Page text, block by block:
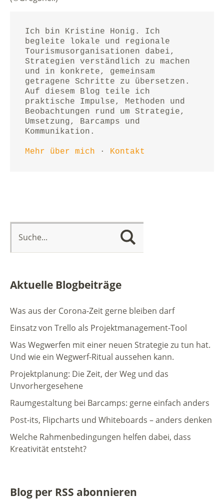
Ich bin Kristine Honig. Ich
begleite lokale und regionale
Tourismusorganisationen dabei,
Strategien verständlich zu machen
und in konkrete, gemeinsam
getragene Schritte zu übersetzen.
Auf diesem Blog teile ich
praktische Impulse, Methoden und
Beobachtungen rund um Strategie,
Umsetzung, Barcamps und
Kommunikation.
Mehr über mich · Kontakt
Aktuelle Blogbeiträge
Was aus der Corona-Zeit gerne bleiben darf
Einsatz von Trello als Projektmanagement-Tool
Was Wegwerfen mit einer neuen Strategie zu tun hat.
Und wie ein Wegwerf-Ritual aussehen kann.
Projektplanung: Die Zeit, der Weg und das
Unvorhergesehene
Raumgestaltung bei Barcamps: gerne einfach anders
Post-its, Flipcharts und Whiteboards – anders denken
Welche Rahmenbedingungen helfen dabei, dass
Kreativität entsteht?
Blog per RSS abonnieren